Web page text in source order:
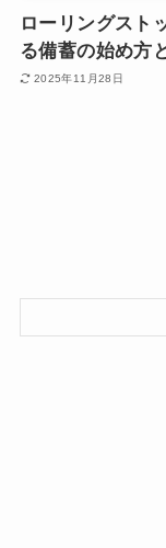
ローリングスト
る備蓄の始め方
2025年11月28日